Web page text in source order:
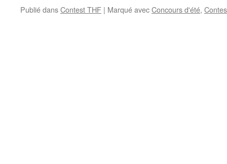
Publié dansContest THF | Marqué avecConcours d'été,